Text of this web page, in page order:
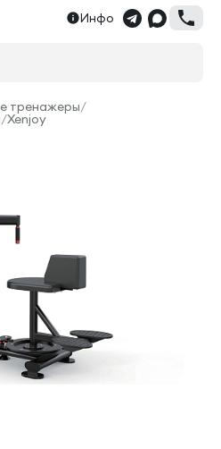
Инфо
тренажеры/
/Xenjoy